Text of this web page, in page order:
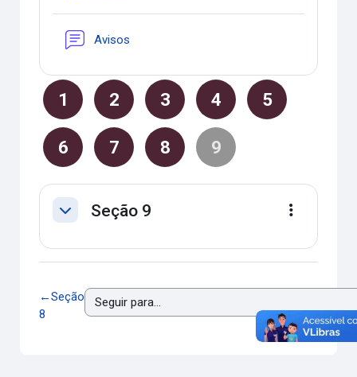
Avisos
1 2 3 4 5
6 7 8 9
ContrairSeção 9 Editar
←Seção
8